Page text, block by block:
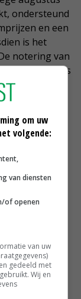
ondersteund
en een
is het
notering van
in juni, sinds
door de
beperkte
is nog
vet- en
in
om uw
volgende:
van diensten
of openen
van uw
gedeeld met
Wij en